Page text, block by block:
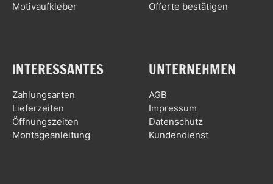
Motivaufkleber
Offerte bestätigen
INTERESSANTES
Zahlungsarten
Lieferzeiten
Öffnungszeiten
Montageanleitung
UNTERNEHMEN
AGB
Impressum
Datenschutz
Kundendienst